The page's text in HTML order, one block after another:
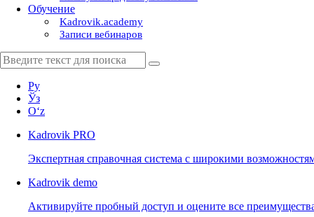
Обучение
Kadrovik.academy
Записи вебинаров
Ру
Ўз
Oʻz
Kadrovik PRO
Экспертная справочная система с широкими
Kadrovik demo
Активируйте пробный доступ и оцените все